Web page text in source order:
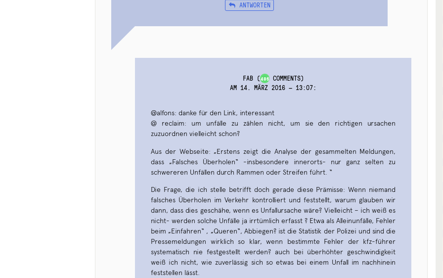
ANTWORTEN
FAB (486COMMENTS)
AM 14. MÄRZ 2016 — 13:07:
@alfons: danke für den Link, interessant
@ reclaim: um unfälle zu zählen nicht, um sie den richtigen ursachen
zuzuordnen vielleicht schon?
Aus der Webseite: „Erstens zeigt die Analyse der gesammelten Meldungen,
dass „Falsches Überholen“ -insbesondere innerorts- nur ganz selten zu
schwereren Unfällen durch Rammen oder Streifen führt. “
Die Frage, die ich stelle betrifft doch gerade diese Prämisse: Wenn niemand
falsches Überholen im Verkehr kontrolliert und feststellt, warum glauben wir
dann, dass dies geschähe, wenn es Unfallursache wäre? Vielleicht – ich weiß es
nicht- werden solche Unfälle ja irrtümlich erfasst ? Etwa als Alleinunfälle, Fehler
beim „Einfahren“ , „Queren“, Abbiegen? ist die Statistik der Polizei und sind die
Pressemeldungen wirklich so klar, wenn bestimmte Fehler der kfz-führer
systematisch nie festgestellt werden? auch bei überhöhter geschwindigkeit
weiß ich nicht, wie zuverlässig sich so etwas bei einem Unfall im nachhinein
feststellen lässt.